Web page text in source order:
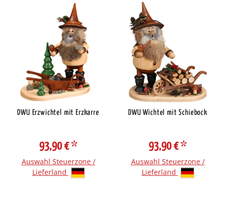
DWU Erzwichtel mit Erzkarre
93,90 €*
Auswahl Steuerzone /
Lieferland
DWU Wichtel mit Schiebock
93,90 €*
Auswahl Steuerzone /
Lieferland